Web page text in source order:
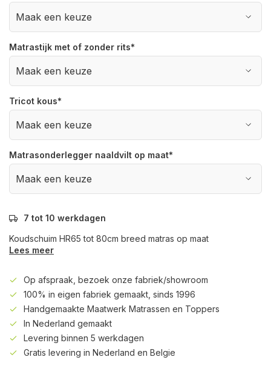
Matrastijk met of zonder rits*
Tricot kous*
Matrasonderlegger naaldvilt op maat*
7 tot 10 werkdagen
Koudschuim HR65 tot 80cm breed matras op maat
Lees meer
Op afspraak, bezoek onze fabriek/showroom
100% in eigen fabriek gemaakt, sinds 1996
Handgemaakte Maatwerk Matrassen en Toppers
In Nederland gemaakt
Levering binnen 5 werkdagen
Gratis levering in Nederland en Belgie